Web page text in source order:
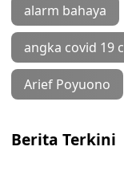
alarm bahaya
angka covid 19
Arief Poyuono
Berita Terkini